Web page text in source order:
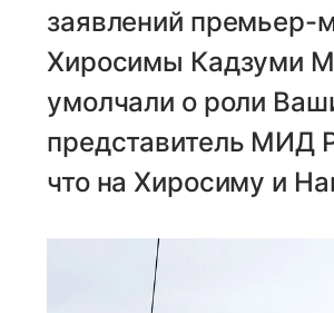
заявлений премьер-
Хиросимы Кадзуми
умолчали о роли
представитель МИД
что на Хиросиму и